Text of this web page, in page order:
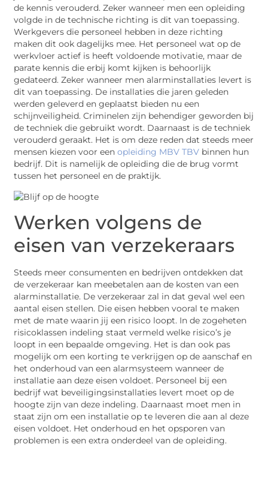
de kennis verouderd. Zeker wanneer men een opleiding
volgde in de technische richting is dit van toepassing.
Werkgevers die personeel hebben in deze richting
maken dit ook dagelijks mee. Het personeel wat op de
werkvloer actief is heeft voldoende motivatie, maar de
parate kennis die erbij komt kijken is behoorlijk
gedateerd. Zeker wanneer men alarminstallaties levert is
dit van toepassing. De installaties die jaren geleden
werden geleverd en geplaatst bieden nu een
schijnveiligheid. Criminelen zijn behendiger geworden bij
de techniek die gebruikt wordt. Daarnaast is de techniek
verouderd geraakt. Het is om deze reden dat steeds meer
mensen kiezen voor eenopleiding MBV TBV binnen hun
bedrijf. Dit is namelijk de opleiding die de brug vormt
tussen het personeel en de praktijk.
Werken volgens de
eisen van verzekeraars
Steeds meer consumenten en bedrijven ontdekken dat
de verzekeraar kan meebetalen aan de kosten van een
alarminstallatie. De verzekeraar zal in dat geval wel een
aantal eisen stellen. Die eisen hebben vooral te maken
met de mate waarin jij een risico loopt. In de zogeheten
risicoklassen indeling staat vermeld welke risico’s je
loopt in een bepaalde omgeving. Het is dan ook pas
mogelijk om een korting te verkrijgen op de aanschaf en
het onderhoud van een alarmsysteem wanneer de
installatie aan deze eisen voldoet. Personeel bij een
bedrijf wat beveiligingsinstallaties levert moet op de
hoogte zijn van deze indeling. Daarnaast moet men in
staat zijn om een installatie op te leveren die aan al deze
eisen voldoet. Het onderhoud en het opsporen van
problemen is een extra onderdeel van de opleiding.